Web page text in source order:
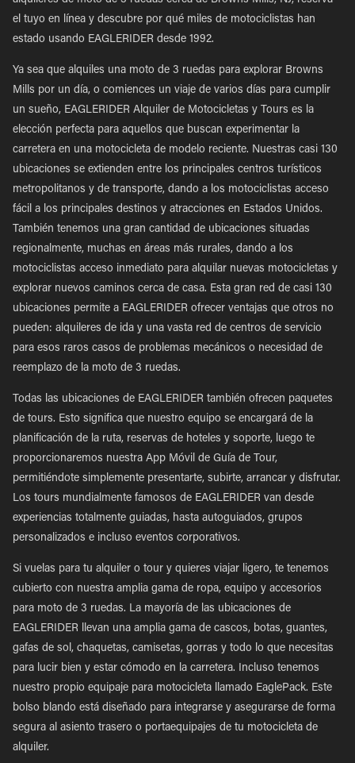
el tuyo en línea y descubre por qué miles de motociclistas han
estado usando EAGLERIDER desde 1992.
Ya sea que alquiles una moto de 3 ruedas para explorar Browns
Mills por un día, o comiences un viaje de varios días para cumplir
un sueño, EAGLERIDER Alquiler de Motocicletas y Tours es la
elección perfecta para aquellos que buscan experimentar la
carretera en una motocicleta de modelo reciente. Nuestras casi 130
ubicaciones se extienden entre los principales centros turísticos
metropolitanos y de transporte, dando a los motociclistas acceso
fácil a los principales destinos y atracciones en Estados Unidos.
También tenemos una gran cantidad de ubicaciones situadas
regionalmente, muchas en áreas más rurales, dando a los
motociclistas acceso inmediato para alquilar nuevas motocicletas y
explorar nuevos caminos cerca de casa. Esta gran red de casi 130
ubicaciones permite a EAGLERIDER ofrecer ventajas que otros no
pueden: alquileres de ida y una vasta red de centros de servicio
para esos raros casos de problemas mecánicos o necesidad de
reemplazo de la moto de 3 ruedas.
Todas las ubicaciones de EAGLERIDER también ofrecen paquetes
de tours. Esto significa que nuestro equipo se encargará de la
planificación de la ruta, reservas de hoteles y soporte, luego te
proporcionaremos nuestra App Móvil de Guía de Tour,
permitiéndote simplemente presentarte, subirte, arrancar y disfrutar.
Los tours mundialmente famosos de EAGLERIDER van desde
experiencias totalmente guiadas, hasta autoguiados, grupos
personalizados e incluso eventos corporativos.
Si vuelas para tu alquiler o tour y quieres viajar ligero, te tenemos
cubierto con nuestra amplia gama de ropa, equipo y accesorios
para moto de 3 ruedas. La mayoría de las ubicaciones de
EAGLERIDER llevan una amplia gama de cascos, botas, guantes,
gafas de sol, chaquetas, camisetas, gorras y todo lo que necesitas
para lucir bien y estar cómodo en la carretera. Incluso tenemos
nuestro propio equipaje para motocicleta llamado EaglePack. Este
bolso blando está diseñado para integrarse y asegurarse de forma
segura al asiento trasero o portaequipajes de tu motocicleta de
alquiler.